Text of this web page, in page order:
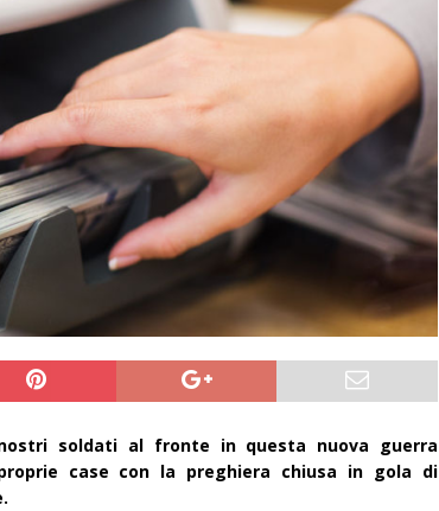
soldati al fronte in questa nuova guerra
case con la preghiera chiusa in gola di